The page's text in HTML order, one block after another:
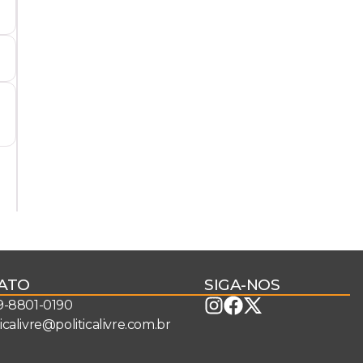
8801-0190
SIGA-NOS